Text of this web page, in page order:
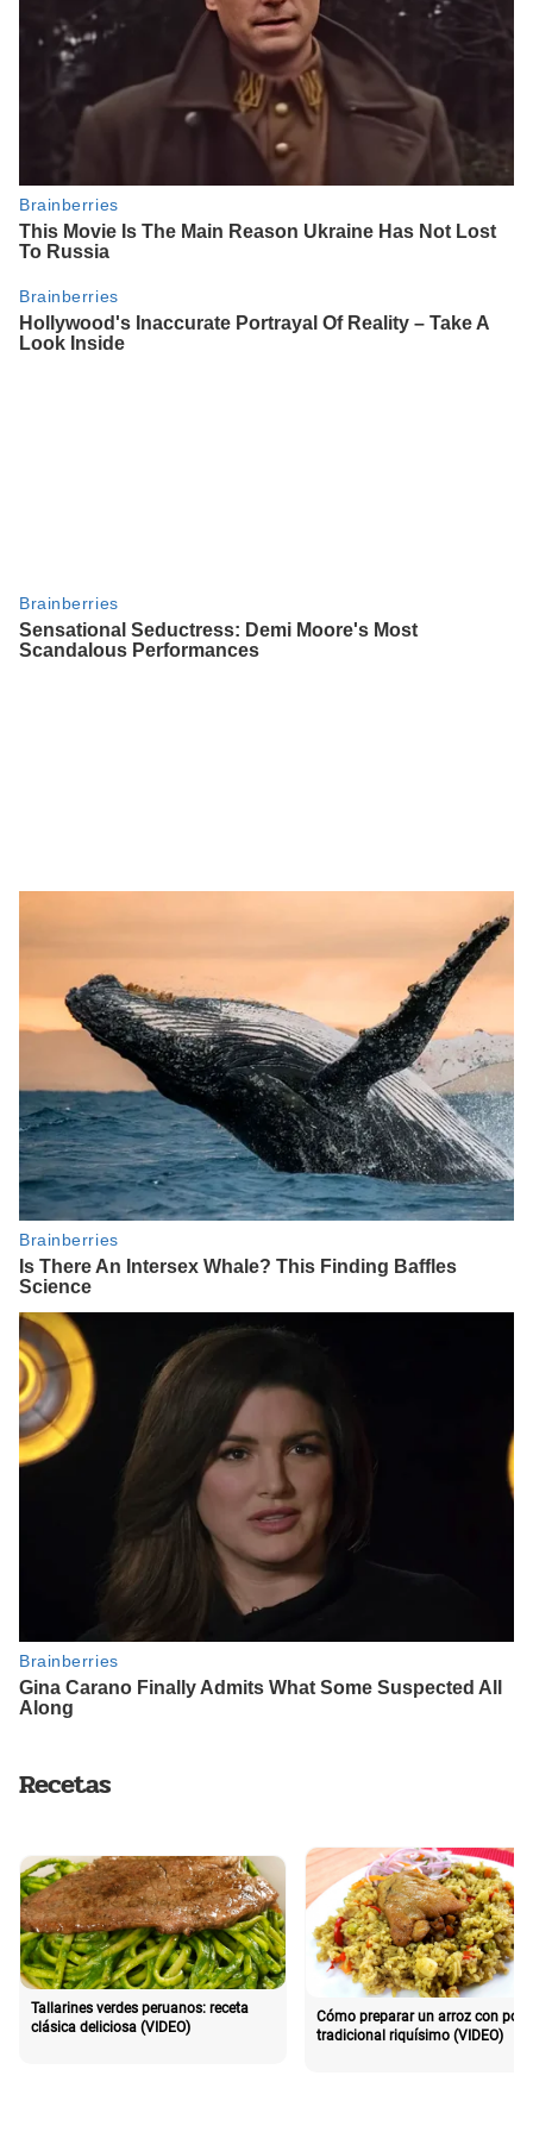
Recetas
Tallarines verdes peruanos: receta
clásica deliciosa (VIDEO)
Cómo preparar un arroz con pollo
tradicional riquísimo (VIDEO)